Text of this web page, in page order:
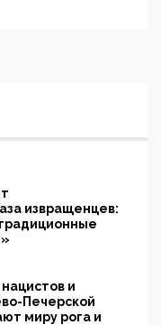
извращенцев:
и
Печерской
миру рога и